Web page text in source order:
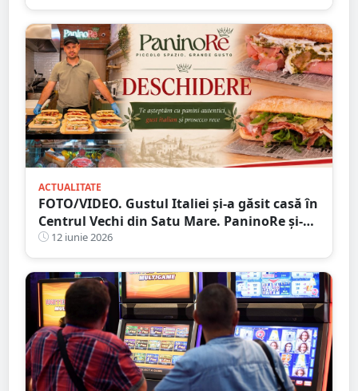
ACTUALITATE
FOTO/VIDEO. Gustul Italiei și-a găsit casă în
Centrul Vechi din Satu Mare. PaninoRe și-a
deschis porțile
12 iunie 2026